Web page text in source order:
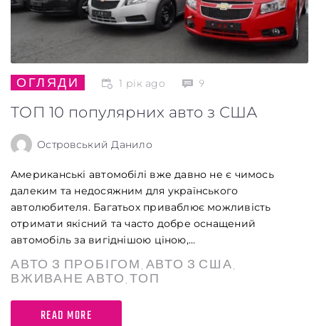
ОГЛЯДИ 1 рік ago 9
ТОП 10 популярних авто з США
Островський Данило
Американські автомобілі вже давно не є чимось
далеким та недосяжним для українського
автолюбителя. Багатьох приваблює можливість
отримати якісний та часто добре оснащений
автомобіль за вигіднішою ціною,...
АВТО З ПРОБІГОМ , АВТО З США,
ВЖИВАНЕ АВТО ,ТОП
READ MORE